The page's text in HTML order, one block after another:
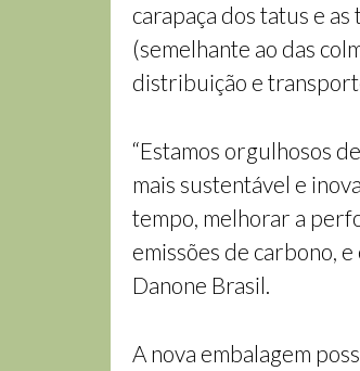
carapaça dos tatus e
(semelhante ao das
distribuição e
“Estamos orgulhosos
mais sustentável e
tempo, melhorar a
emissões de carbono,
Danone Brasil.
A nova embalagem